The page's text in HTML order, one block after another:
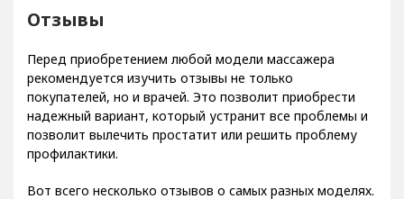
Отзывы
Перед приобретением любой модели массажера
рекомендуется изучить отзывы не только
покупателей, но и врачей. Это позволит приобрести
надежный вариант, который устранит все проблемы и
позволит вылечить простатит или решить проблему
профилактики.
Вот всего несколько отзывов о самых разных моделях.